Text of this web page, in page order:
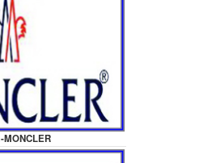
מונקלר-MONCLER